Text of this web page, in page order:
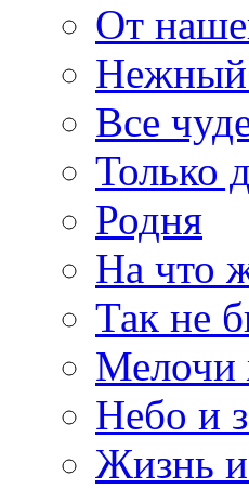
От
Нежный
Все
Только
Родня
На что
Так не
Мелочи
Небо и
Жизнь